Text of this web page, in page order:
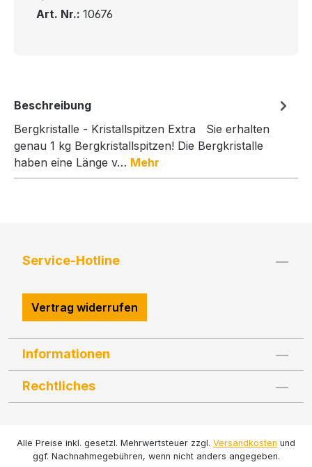
Art. Nr.: 10676
Beschreibung
Bergkristalle - Kristallspitzen Extra Sie erhalten
genau 1 kg Bergkristallspitzen! Die Bergkristalle
haben eine Länge v… Mehr
Service-Hotline
Vertrag widerrufen
Informationen
Rechtliches
Alle Preise inkl. gesetzl. Mehrwertsteuer zzgl. Versandkosten und
ggf. Nachnahmegebühren, wenn nicht anders angegeben.